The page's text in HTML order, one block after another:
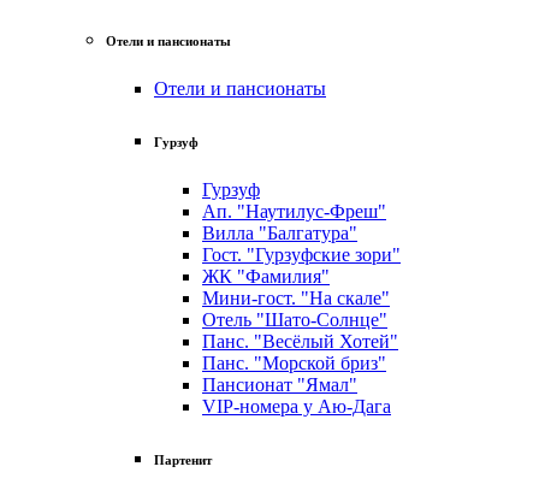
Отели и пансионаты
Отели и пансионаты
Гурзуф
Гурзуф
Ап. "Наутилус-Фреш"
Вилла "Балгатура"
Гост. "Гурзуфские зори"
ЖК "Фамилия"
Мини-гост. "На скале"
Отель "Шато-Солнце"
Панс. "Весёлый Хотей"
Панс. "Морской бриз"
Пансионат "Ямал"
VIP-номера у Аю-Дага
Партенит